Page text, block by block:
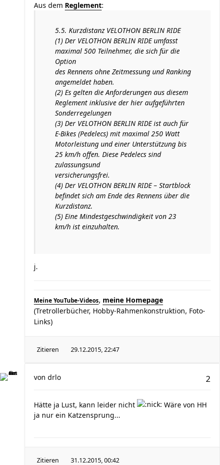
Aus dem Reglement:
5.5. Kurzdistanz VELOTHON BERLIN RIDE
(1) Der VELOTHON BERLIN RIDE umfasst
maximal 500 Teilnehmer, die sich für die
Option
des Rennens ohne Zeitmessung und Ranking
angemeldet haben.
(2) Es gelten die Anforderungen aus diesem
Reglement inklusive der hier aufgeführten
Sonderregelungen
(3) Der VELOTHON BERLIN RIDE ist auch für
E-Bikes (Pedelecs) mit maximal 250 Watt
Motorleistung und einer Unterstützung bis
25 km/h offen. Diese Pedelecs sind
zulassungsund
versicherungsfrei.
(4) Der VELOTHON BERLIN RIDE – Startblock
befindet sich am Ende des Rennens über die
Kurzdistanz.
(5) Eine Mindestgeschwindigkeit von 23
km/h ist einzuhalten.
j.
Meine YouTube-Videos, meine Homepage
(Tretrollerbücher, Hobby-Rahmenkonstruktion, Foto-
Links)
Zitieren 29.12.2015, 22:47
2
von drlo
Hätte ja Lust, kann leider nicht
Wäre von HH
ja nur ein Katzensprung...
Zitieren 31.12.2015, 00:42